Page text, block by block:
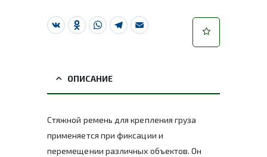
VK Odnoklassniki
WhatsApp
Telegram
Email
ОПИСАНИЕ
Стяжной ремень для крепления груза
применяется при фиксации и
перемещении различных объектов. Он